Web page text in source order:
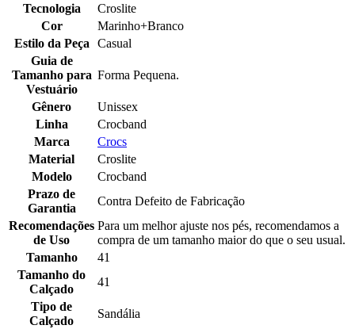
Tecnologia
Croslite
Cor
Marinho+Branco
Estilo da Peça
Casual
Guia de
Tamanho para
Vestuário
Forma Pequena.
Gênero
Unissex
Linha
Crocband
Marca
Crocs
Material
Croslite
Modelo
Crocband
Prazo de
Garantia
Contra Defeito de Fabricação
Recomendações
de Uso
Para um melhor ajuste nos pés, recomendamos a
compra de um tamanho maior do que o seu usual.
Tamanho
41
Tamanho do
Calçado
41
Tipo de
Calçado
Sandália